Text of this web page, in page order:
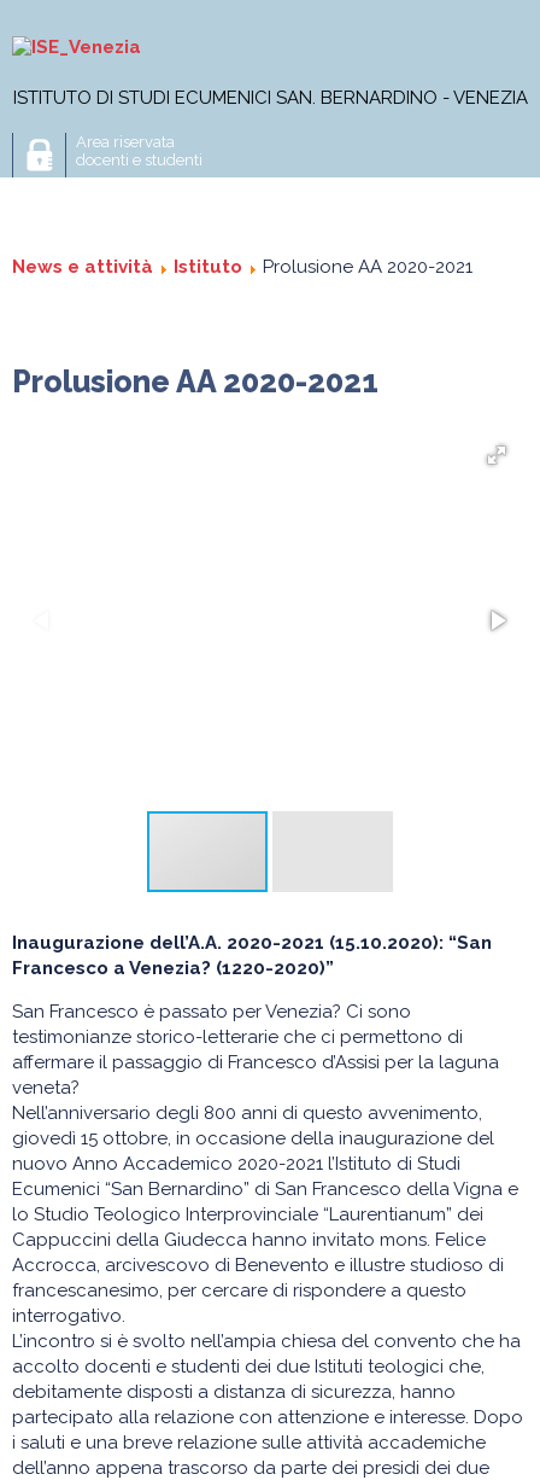
ISTITUTO DI STUDI ECUMENICI SAN. BERNARDINO - VENEZIA
Area riservata
docenti e studenti
L'Istituto Corso di Licenza Master
News e attività
News e attività Istituto Prolusione AA 2020-2021
Prolusione AA 2020-2021
Inaugurazione dell’A.A. 2020-2021 (15.10.2020): “San
Francesco a Venezia? (1220-2020)”
San Francesco è passato per Venezia? Ci sono
testimonianze storico-letterarie che ci permettono di
affermare il passaggio di Francesco d’Assisi per la laguna
veneta?
Nell’anniversario degli 800 anni di questo avvenimento,
giovedì 15 ottobre, in occasione della inaugurazione del
nuovo Anno Accademico 2020-2021 l’Istituto di Studi
Ecumenici “San Bernardino” di San Francesco della Vigna e
lo Studio Teologico Interprovinciale “Laurentianum” dei
Cappuccini della Giudecca hanno invitato mons. Felice
Accrocca, arcivescovo di Benevento e illustre studioso di
francescanesimo, per cercare di rispondere a questo
interrogativo.
L’incontro si è svolto nell’ampia chiesa del convento che ha
accolto docenti e studenti dei due Istituti teologici che,
debitamente disposti a distanza di sicurezza, hanno
partecipato alla relazione con attenzione e interesse. Dopo
i saluti e una breve relazione sulle attività accademiche
dell’anno appena trascorso da parte dei presidi dei due